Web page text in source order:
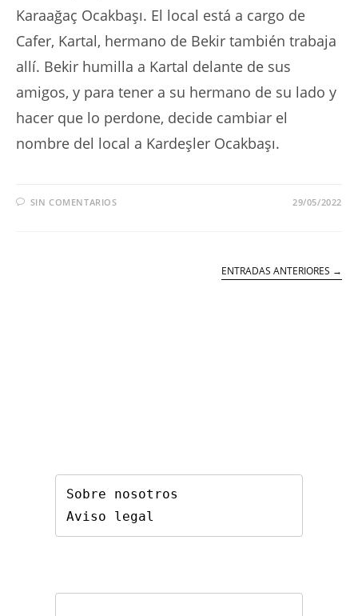
Karaağaç Ocakbaşı. El local está a cargo de
Cafer, Kartal, hermano de Bekir también trabaja
allí. Bekir humilla a Kartal delante de sus
amigos, y para tener a su hermano de su lado y
hacer que lo perdone, decide cambiar el
nombre del local a Kardeşler Ocakbaşı.
SIN COMENTARIOS 29/05/2022
ENTRADAS ANTERIORES →
Sobre nosotros
Aviso legal